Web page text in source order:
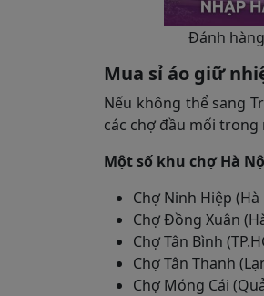
Đánh
Mua sỉ áo giữ
Nếu không thể sang
các chợ đầu mối
Một số khu chợ Hà
Chợ Ninh Hiệp (Hà
Chợ Đồng Xuân
Chợ Tân Bình
Chợ Tân Thanh
Chợ Móng Cái